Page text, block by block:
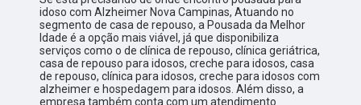
idoso com Alzheimer Nova Campinas, Atuando no
segmento de casa de repouso, a Pousada da Melhor
Idade é a opção mais viável, já que disponibiliza
serviços como o de clínica de repouso, clínica geriátrica,
casa de repouso para idosos, creche para idosos, casa
de repouso, clínica para idosos, creche para idosos com
alzheimer e hospedagem para idosos. Além disso, a
empresa também conta com um atendimento